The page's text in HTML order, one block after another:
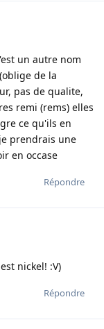
un autre nom
de la
pas de qualite,
remi (rems) elles
ce qu'ils en
prendrais une
en occase
Répondre
nickel! :V)
Répondre